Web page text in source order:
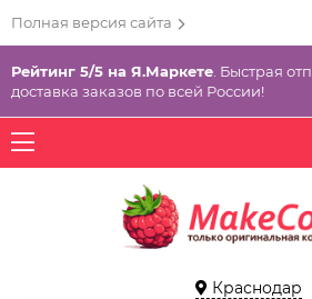
Полная версия сайта
Рейтинг 5/5 на Я.Маркете . Быстрая
доставка заказов по всей России!
Краснодар